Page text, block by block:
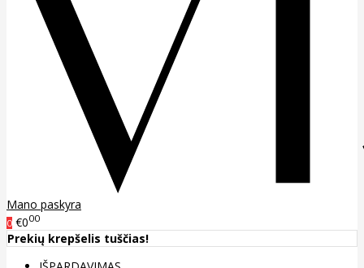
Mano paskyra
0 €000
Prekių krepšelis tuščias!